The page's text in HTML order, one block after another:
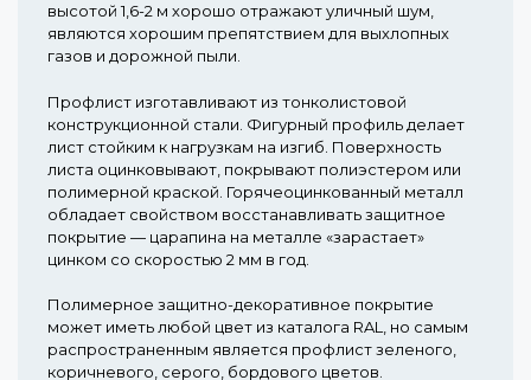
высотой 1,6-2 м хорошо отражают уличный шум,
являются хорошим препятствием для выхлопных
газов и дорожной пыли.
Профлист изготавливают из тонколистовой
конструкционной стали. Фигурный профиль делает
лист стойким к нагрузкам на изгиб. Поверхность
листа оцинковывают, покрывают полиэстером или
полимерной краской. Горячеоцинкованный металл
обладает свойством восстанавливать защитное
покрытие — царапина на металле «зарастает»
цинком со скоростью 2 мм в год.
Полимерное защитно-декоративное покрытие
может иметь любой цвет из каталога RAL, но самым
распространенным является профлист зеленого,
коричневого, серого, бордового цветов.